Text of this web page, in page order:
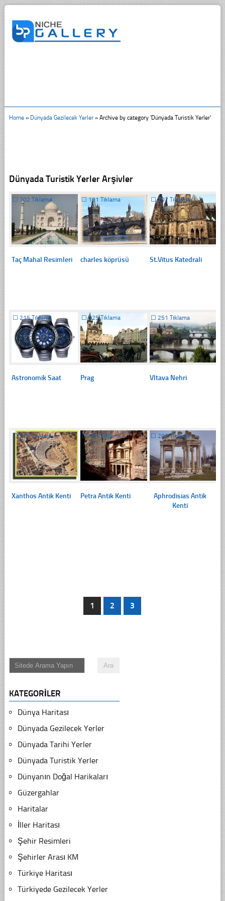
Home» Dünyada Gezilecek Yerler» Archive by category 'Dünyada Turistik Yerler'
Dünyada Turistik Yerler Arşivler
☐ 702 Tıklama
Taç Mahal Resimleri
☐191 Tıklama
charles köprüsü
☐207 Tıklama
St.Vitus Katedrali
☐ 215 Tıklama
Astronomik Saat
☐225 Tıklama
Prag
☐ 251 Tıklama
Vltava Nehri
☐214 Tıklama
Xanthos Antik Kenti
☐191 Tıklama
Petra Antik Kenti
☐ 203 Tıklama
Aphrodisias Antik
Kenti
1 2 3
KATEGORILER
Dünya Haritası
Dünyada Gezilecek Yerler
Dünyada Tarihi Yerler
Dünyada Turistik Yerler
Dünyanın Doğal Harikaları
Güzergahlar
Haritalar
İller Haritası
Şehir Resimleri
Şehirler Arası KM
Türkiye Haritası
Türkiyede Gezilecek Yerler